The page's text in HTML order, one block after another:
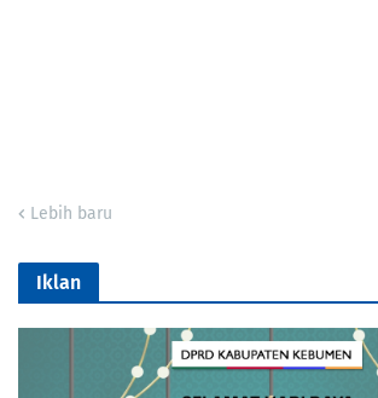
Lebih baru
Iklan